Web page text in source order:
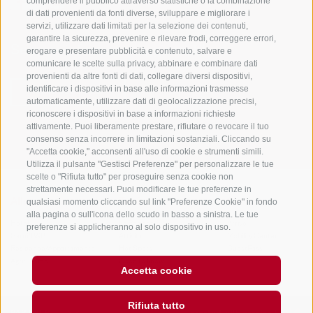
di dati provenienti da fonti diverse, sviluppare e migliorare i
servizi, utilizzare dati limitati per la selezione dei contenuti,
garantire la sicurezza, prevenire e rilevare frodi, correggere errori,
erogare e presentare pubblicità e contenuto, salvare e
comunicare le scelte sulla privacy, abbinare e combinare dati
provenienti da altre fonti di dati, collegare diversi dispositivi,
identificare i dispositivi in base alle informazioni trasmesse
automaticamente, utilizzare dati di geolocalizzazione precisi,
riconoscere i dispositivi in base a informazioni richieste
attivamente. Puoi liberamente prestare, rifiutare o revocare il tuo
consenso senza incorrere in limitazioni sostanziali. Cliccando su
"Accetta cookie," acconsenti all'uso di cookie e strumenti simili.
Utilizza il pulsante "Gestisci Preferenze" per personalizzare le tue
scelte o "Rifiuta tutto" per proseguire senza cookie non
strettamente necessari. Puoi modificare le tue preferenze in
qualsiasi momento cliccando sul link "Preferenze Cookie" in fondo
alla pagina o sull'icona dello scudo in basso a sinistra. Le tue
preferenze si applicheranno al solo dispositivo in uso.
Accetta cookie
Rifiuta tutto
Sempre informati e aggiornati!
NEWSLETTER
Alloggi
Hotel
Agriturismo
Temi
La Regione
Service